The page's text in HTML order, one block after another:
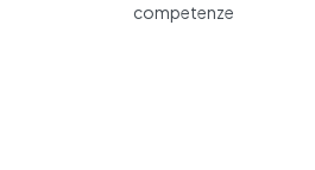
competenze